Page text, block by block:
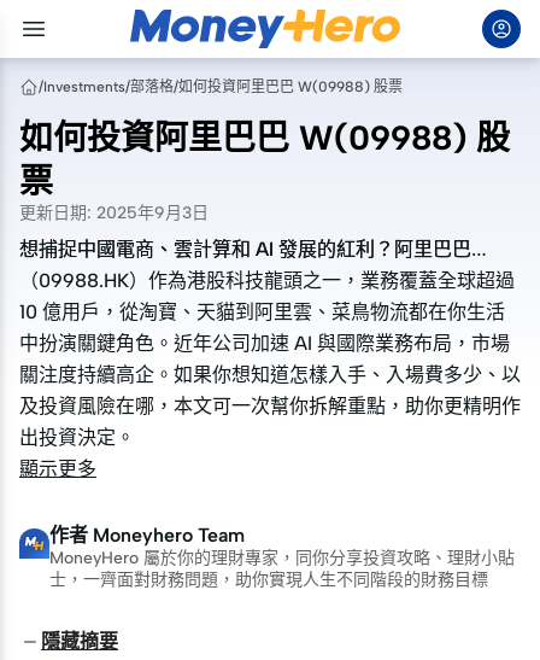
/Investments/部落格/如何投資阿里巴巴 W(09988) 股票
如何投資阿里巴巴 W(09988) 股
票
更新日期: 2025年9月3日
想捕捉中國電商、雲計算和 AI 發展的紅利？阿里巴巴
（09988.HK）作為港股科技龍頭之一，業務覆蓋全球超過
10 億用戶，從淘寶、天貓到阿里雲、菜鳥物流都在你生活
中扮演關鍵角色。近年公司加速 AI 與國際業務布局，市場
關注度持續高企。如果你想知道怎樣入手、入場費多少、以
及投資風險在哪，本文可一次幫你拆解重點，助你更精明作
出投資決定。
想捕捉中國電商、雲計算和 AI 發展的紅利？阿里巴巴
（09988.HK）作為港股科技龍頭之一，業務覆蓋全球超過
10 億用戶，從淘寶、天貓到阿里雲、菜鳥物流都在你生活
中扮演關鍵角色。近年公司加速 AI 與國際業務布局，市場
關注度持續高企。如果你想知道怎樣入手、入場費多少、以
及投資風險在哪，本文可一次幫你拆解重點，助你更精明作
出投資決定。
顯示更多
作者 Moneyhero Team
MoneyHero 屬於你的理財專家，同你分享投資攻略、理財小貼
士，一齊面對財務問題，助你實現人生不同階段的財務目標
隱藏摘要